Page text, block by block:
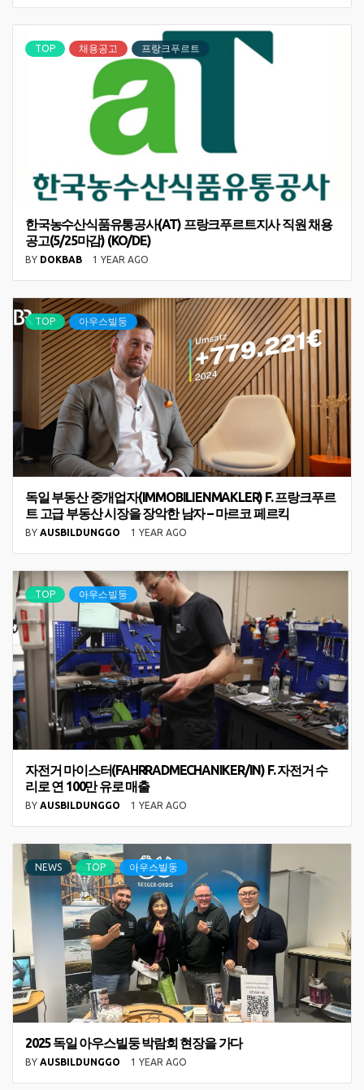
TOP 채용공고 프랑크푸르트
한국농수산식품유통공사(AT) 프랑크푸르트지사 직원 채용
공고(5/25마감) (KO/DE)
BY DOKBAB 1 YEAR AGO
TOP 아우스빌둥
독일 부동산 중개업자(IMMOBILIENMAKLER) F. 프랑크푸르
트 고급 부동산 시장을 장악한 남자 – 마르코 페르킥
BY AUSBILDUNGGO 1 YEAR AGO
TOP 아우스빌둥
자전거 마이스터(FAHRRADMECHANIKER/IN) F. 자전거 수
리로 연 100만 유로 매출
BY AUSBILDUNGGO 1 YEAR AGO
NEWS TOP 아우스빌둥
2025 독일 아우스빌둥 박람회 현장을 가다
BY AUSBILDUNGGO 1 YEAR AGO